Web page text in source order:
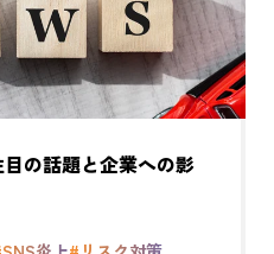
目の話題と企業への影